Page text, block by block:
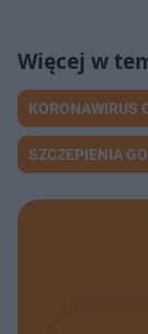
KORONAWIRUS
SZCZEPIENIA